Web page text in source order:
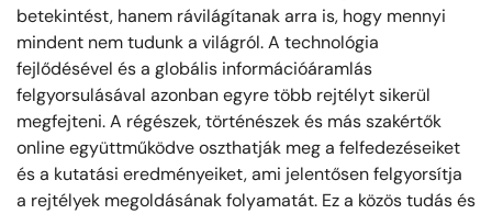
betekintést, hanem rávilágítanak arra is, hogy mennyi
mindent nem tudunk a világról. A technológia
fejlődésével és a globális információáramlás
felgyorsulásával azonban egyre több rejtélyt sikerül
megfejteni. A régészek, történészek és más szakértők
online együttműködve oszthatják meg a felfedezéseiket
és a kutatási eredményeiket, ami jelentősen felgyorsítja
a rejtélyek megoldásának folyamatát. Ez a közös tudás és